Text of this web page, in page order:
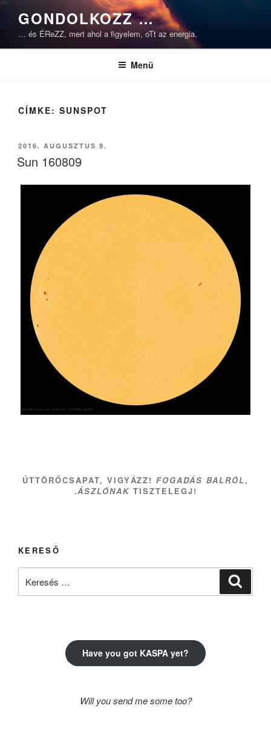
Tartalomhoz
GONDOLKOZZ …
… és ÉReZZ, mert ahol a figyelem, oTt az energia.
Menü
CÍMKE: SUNSPOT
BEKÜLDVE:
2016. AUGUSZTUS 9.
Sun 160809
ÚTTÖRŐCSAPAT, VIGYÁZZ!FOGADÁS BALRÓL,
.ÁSZLÓNAKTISZTELEGJ!
KERESŐ
Have you got KASPA yet?
Will you send me some too?